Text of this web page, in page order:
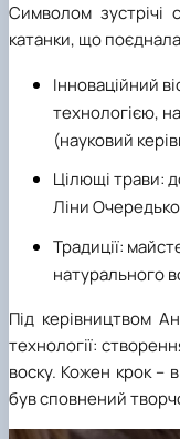
Символом зустрічі
катанки, що
Інноваційний
технологією,
(науковий
Цілющі трави:
Ліни
Традиції:
натурального
Під керівництвом
технології:
воску. Кожен крок –
був сповнений